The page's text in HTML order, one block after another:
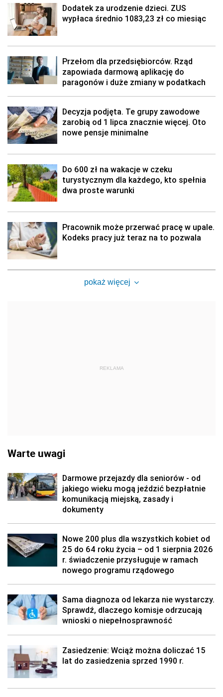
Dodatek za urodzenie dzieci. ZUS
wypłaca średnio 1083,23 zł co miesiąc
Przełom dla przedsiębiorców. Rząd
zapowiada darmową aplikację do
paragonów i duże zmiany w podatkach
Decyzja podjęta. Te grupy zawodowe
zarobią od 1 lipca znacznie więcej. Oto
nowe pensje minimalne
Do 600 zł na wakacje w czeku
turystycznym dla każdego, kto spełnia
dwa proste warunki
Pracownik może przerwać pracę w upale.
Kodeks pracy już teraz na to pozwala
pokaż więcej
REKLAMA
Warte uwagi
Darmowe przejazdy dla seniorów - od
jakiego wieku mogą jeździć bezpłatnie
komunikacją miejską, zasady i
dokumenty
Nowe 200 plus dla wszystkich kobiet od
25 do 64 roku życia – od 1 sierpnia 2026
r. świadczenie przysługuje w ramach
nowego programu rządowego
Sama diagnoza od lekarza nie wystarczy.
Sprawdź, dlaczego komisje odrzucają
wnioski o niepełnosprawność
Zasiedzenie: Wciąż można doliczać 15
lat do zasiedzenia sprzed 1990 r.